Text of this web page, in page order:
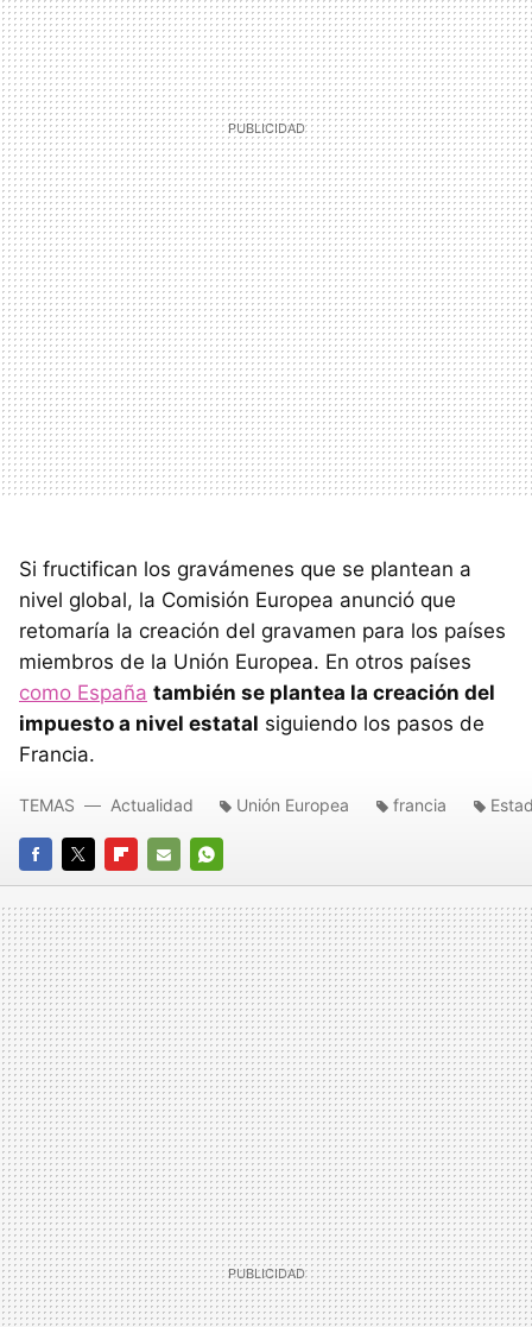
Si fructifican los gravámenes que se plantean a
nivel global, la Comisión Europea anunció que
retomaría la creación del gravamen para los países
miembros de la Unión Europea. En otros países
como España también se plantea la creación del
impuesto a nivel estatal siguiendo los pasos de
Francia.
FACEBOOK
TWITTERFLIPBOARD
E-
MAIL
WHATSAPP
TEMAS Actualidad Unión Europea francia